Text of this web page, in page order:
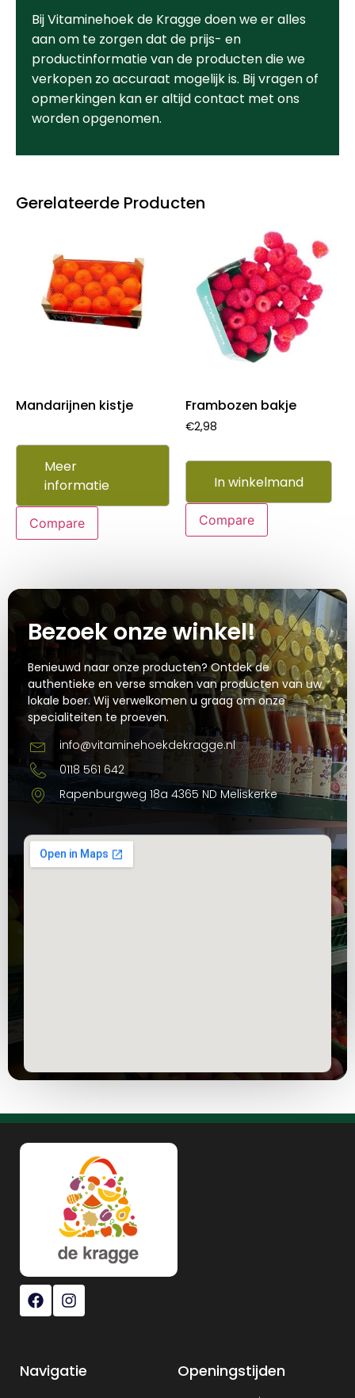
Gerelateerde Producten
Mandarijnen kistje
Meer
informatie
Compare
Frambozen bakje
€2,98
In winkelmand
Compare
Bij Vitaminehoek de Kragge doen we er alles
aan om te zorgen dat de prijs- en
productinformatie van de producten die we
verkopen zo accuraat mogelijk is. Bij vragen of
opmerkingen kan er altijd contact met ons
worden opgenomen.
Bezoek onze winkel!
Benieuwd naar onze producten? Ontdek de
authentieke en verse smaken van producten van uw
lokale boer. Wij verwelkomen u graag om onze
specialiteiten te proeven.
info@vitaminehoekdekragge.nl
0118 561 642
Rapenburgweg 18a 4365 ND Meliskerke
Navigatie Openingstijden